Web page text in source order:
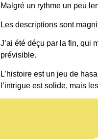
Malgré un rythme un peu
Les descriptions sont
J’ai été déçu par la fin, qui
prévisible.
L’histoire est un jeu de
l’intrigue est solide, mais